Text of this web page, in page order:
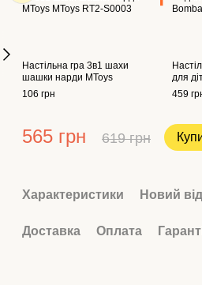
Настільна гра 3в1 шахи
шашки нарди MToys
106 грн
для
459
565 грн 619 грн
Характеристики Новий
Доставка Оплата